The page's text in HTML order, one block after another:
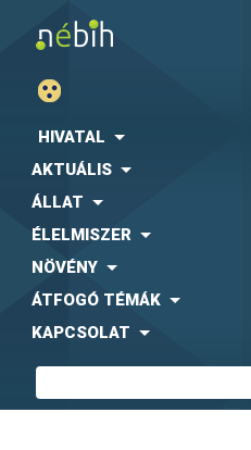
HIVATAL
AKTUÁLIS
ÁLLAT
ÉLELMISZER
NÖVÉNY
ÁTFOGÓ TÉMÁK
KAPCSOLAT